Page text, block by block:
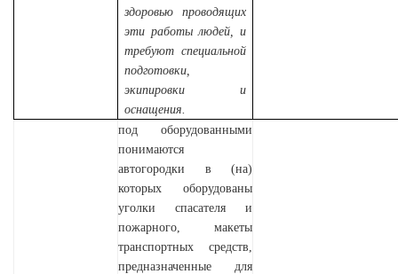
здоровью проводящих
эти работы людей, и
требуют специальной
подготовки,
экипировки и
оснащения.
под оборудованными
понимаются
автогородки в (на)
которых оборудованы
уголки спасателя и
пожарного, макеты
транспортных средств,
предназначенные для